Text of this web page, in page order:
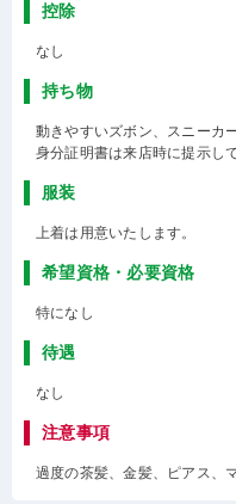
控除
なし
持ち物
動きやすいズボン、スニーカー
身分証明書は来店時に提示し
服装
上着は用意いたします。
希望資格・必要資格
特になし
待遇
なし
注意事項
過度の茶髪、金髪、ピアス、